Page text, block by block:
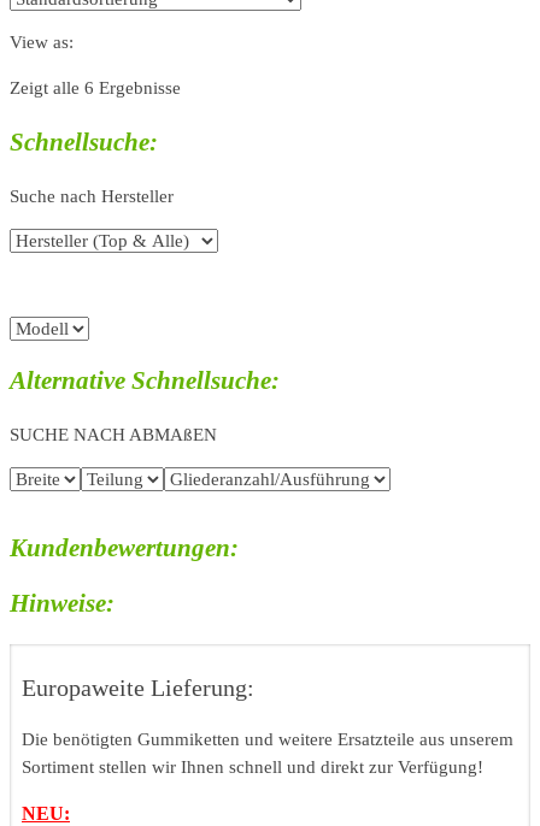
View as:
Zeigt alle 6 Ergebnisse
Schnellsuche:
Suche nach Hersteller
Alternative Schnellsuche:
SUCHE NACH ABMAßEN
Kundenbewertungen:
Hinweise:
Europaweite Lieferung:
Die benötigten Gummiketten und weitere Ersatzteile aus unserem
Sortiment stellen wir Ihnen schnell und direkt zur Verfügung!
NEU: